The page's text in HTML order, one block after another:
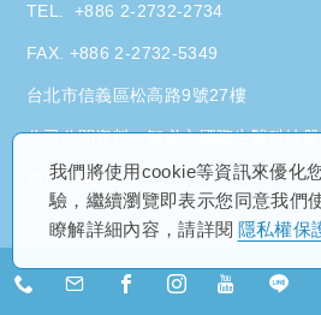
我們將使用cookie等資訊來優化
驗，繼續瀏覽即表示您同意我們
瞭解詳細內容，請詳閱 隱私權保
TEL.+886 2-2732-2734
FAX. +886 2-2732-5349
台北市信義區松高路9號27樓
公司公開資料：智必立國際生醫科技
前往Linkedin